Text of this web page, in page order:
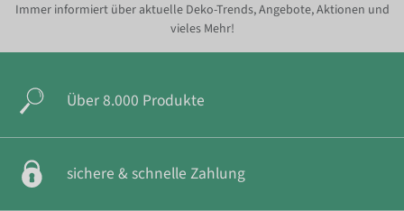
Immer informiert über aktuelle Deko-Trends, Angebote, Aktionen und
vieles Mehr!
Über 8.000 Produkte
sichere & schnelle Zahlung